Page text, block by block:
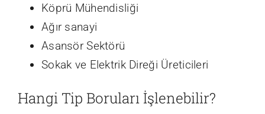
Köprü Mühendisliği
Ağır sanayi
Asansör Sektörü
Sokak ve Elektrik Direği Üreticileri
Hangi Tip Boruları İşlenebilir?